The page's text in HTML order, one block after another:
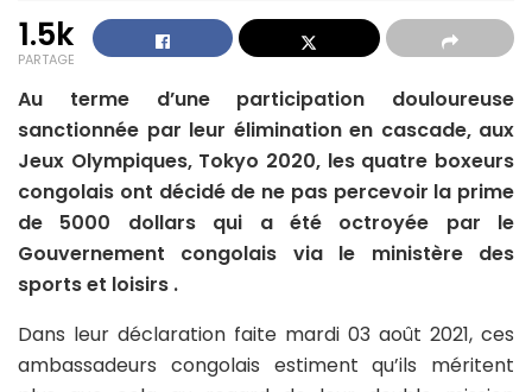
1.5k
PARTAGE
Au terme d’une participation douloureuse
sanctionnée par leur élimination en cascade, aux
Jeux Olympiques, Tokyo 2020, les quatre boxeurs
congolais ont décidé de ne pas percevoir la prime
de 5000 dollars qui a été octroyée par le
Gouvernement congolais via le ministère des
sports et loisirs .
Dans leur déclaration faite mardi 03 août 2021, ces
ambassadeurs congolais estiment qu’ils méritent